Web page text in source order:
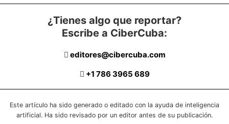
¿Tienes algo que reportar?
Escribe a CiberCuba:
editores@cibercuba.com
+1 786 3965 689
Este artículo ha sido generado o editado con la ayuda de inteligencia
artificial. Ha sido revisado por un editor antes de su publicación.